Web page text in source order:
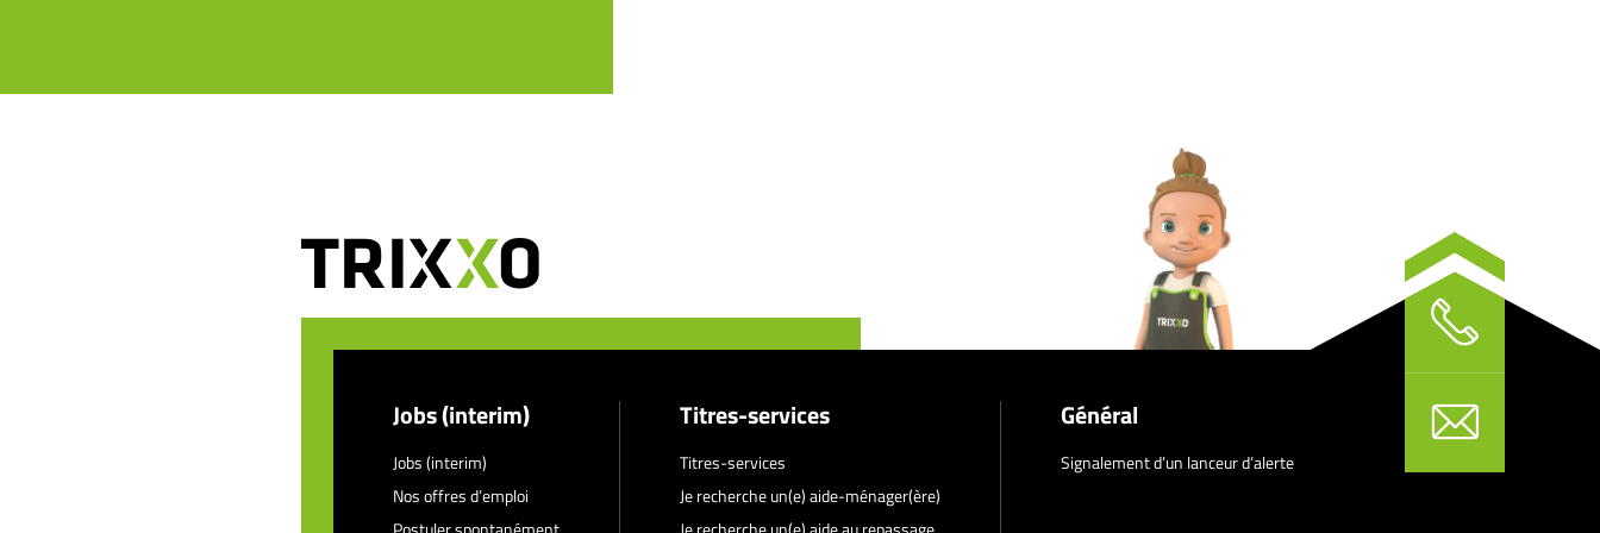
Jobs (interim)
Jobs (interim)
Nos offres d’emploi
Titres-services
Titres-services
Je recherche un(e) aide-ménager(ère)
Général
Signalement d’un lanceur d’alerte